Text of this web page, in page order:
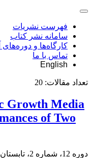
فهرست نشریات
سامانه نشر کتاب
کارگاه‌ها و
تماس با ما
English
تعداد مقالات: 20
Growth Media
of Two
دوره 12، شماره 2، تابستان 2025، صفحه